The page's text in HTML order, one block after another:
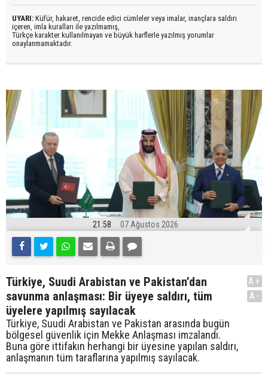
UYARI: Küfür, hakaret, rencide edici cümleler veya imalar, inançlara saldırı
içeren, imla kuralları ile yazılmamış,
Türkçe karakter kullanılmayan ve büyük harflerle yazılmış yorumlar
onaylanmamaktadır.
21:58 07 Ağustos 2026
Türkiye, Suudi Arabistan ve Pakistan’dan
savunma anlaşması: Bir üyeye saldırı, tüm
üyelere yapılmış sayılacak
Türkiye, Suudi Arabistan ve Pakistan arasında bugün
bölgesel güvenlik için Mekke Anlaşması imzalandı.
Buna göre ittifakın herhangi bir üyesine yapılan saldırı,
anlaşmanın tüm taraflarına yapılmış sayılacak.
A+
A-